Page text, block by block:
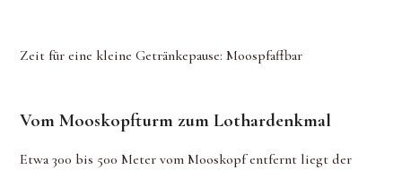
Zeit für eine kleine Getränkepause: Moospfaffbar
Vom Mooskopfturm zum Lothardenkmal
Etwa 300 bis 500 Meter vom Mooskopf entfernt liegt der